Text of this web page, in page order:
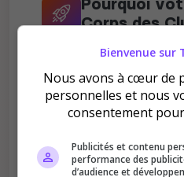
Corps des
Améliore le
Votre vote aide le
Bienvenue sur
Nous avons à cœur de
personnelles et nous
consentement
Publicités et contenu
performance des
d’audience et